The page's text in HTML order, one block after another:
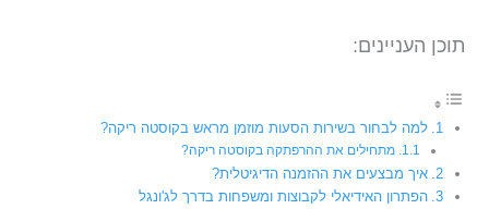
תוכן העניינים:
למה לבחור בשירות הסעות מוזמן מראש בקוסטה ריקה?
מתחילים את ההרפתקה בקוסטה ריקה?
איך מבצעים את ההזמנה הדיגיטלית?
הפתרון האידיאלי לקבוצות ומשפחות בדרך לג'ונגל